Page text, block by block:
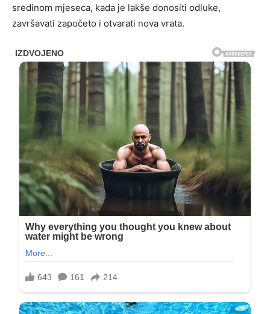
sredinom mjeseca, kada je lakše donositi odluke,
završavati započeto i otvarati nova vrata.